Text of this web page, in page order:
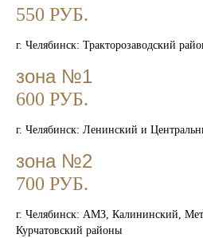
550 РУБ.
г. Челябинск: Тракторозаводский
зона №1
600 РУБ.
г. Челябинск: Ленинский и
зона №2
700 РУБ.
г. Челябинск: АМЗ, Калининский,
Курчатовский районы